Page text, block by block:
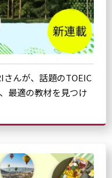
さんが、話題のTOEIC
最適の教材を見つけ